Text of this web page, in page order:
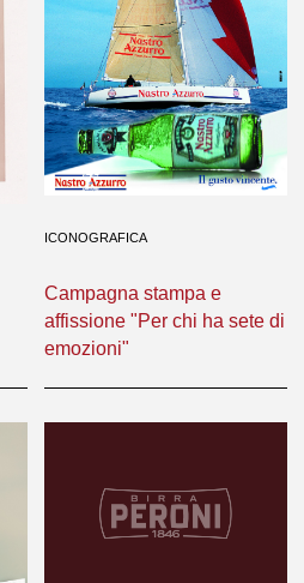
ICONOGRAFICA
Campagna stampa e
affissione "Per chi ha sete di
emozioni"
ICONOGRAFICA